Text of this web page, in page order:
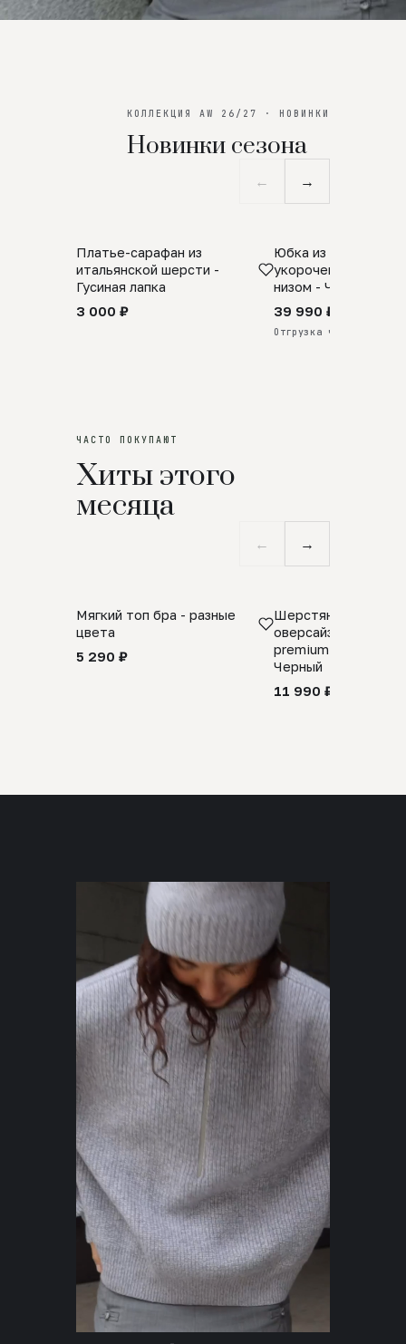
КОЛЛЕКЦИЯ AW 26/27 · НОВИНКИ
Новинки сезона
← →
SALE
Платье-сарафан из
итальянской шерсти -
Гусиная лапка
3 000 ₽
ПРЕДЗАКАЗ
Юбка из
укороченная с
низом - Черный
39 990 ₽
Отгрузка через 25 дней
ЧАСТО ПОКУПАЮТ
Хиты этого
месяца
← →
Мягкий топ бра - разные
цвета
5 290 ₽
Шерстяной свитер
оверсайз 100%
premium merino
Черный
11 990 ₽